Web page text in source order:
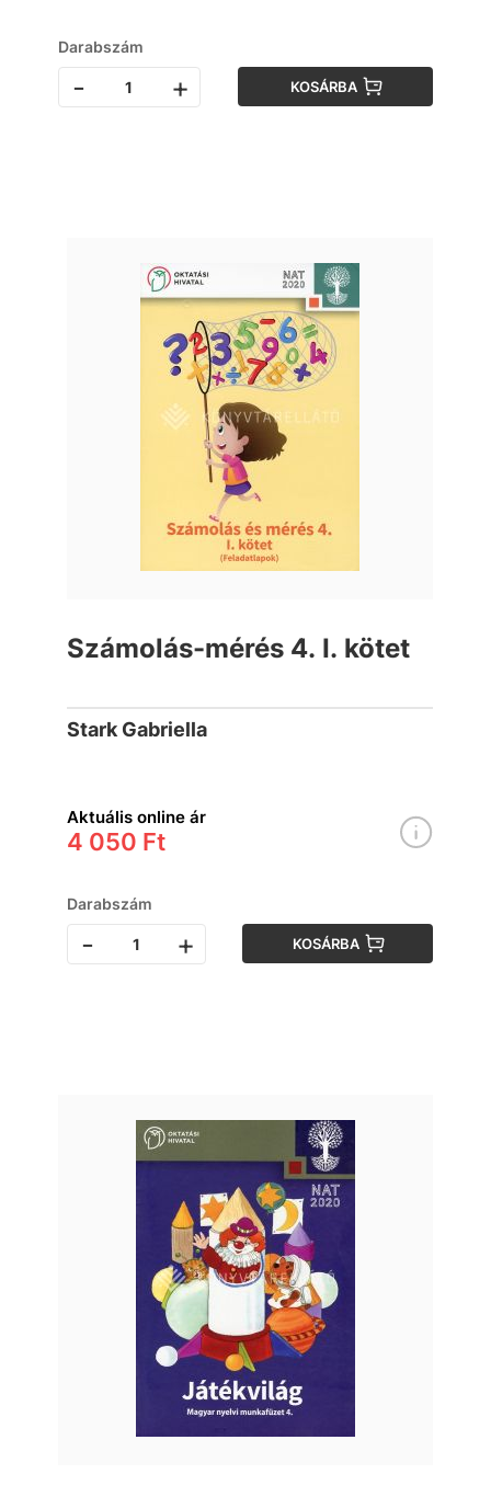
Darabszám
- + KOSÁRBA
Számolás-mérés 4. I. kötet
Stark Gabriella
Aktuális online ár
4 050 Ft
Darabszám
- + KOSÁRBA